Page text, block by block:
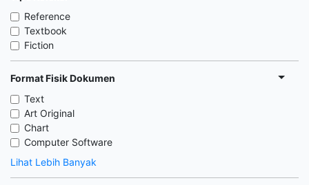
Reference
Textbook
Fiction
Format Fisik Dokumen
Text
Art Original
Chart
Computer Software
Lihat Lebih Banyak